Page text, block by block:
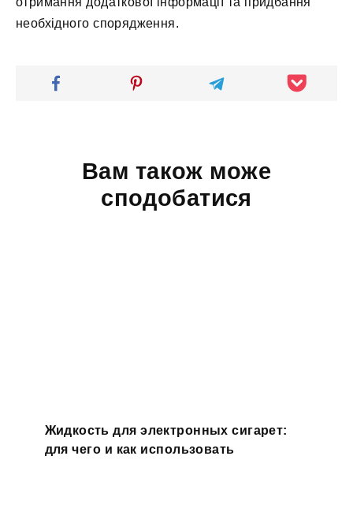
необхідного спорядження.
Вам також може
сподобатися
Жидкость для электронных сигарет:
для чего и как использовать